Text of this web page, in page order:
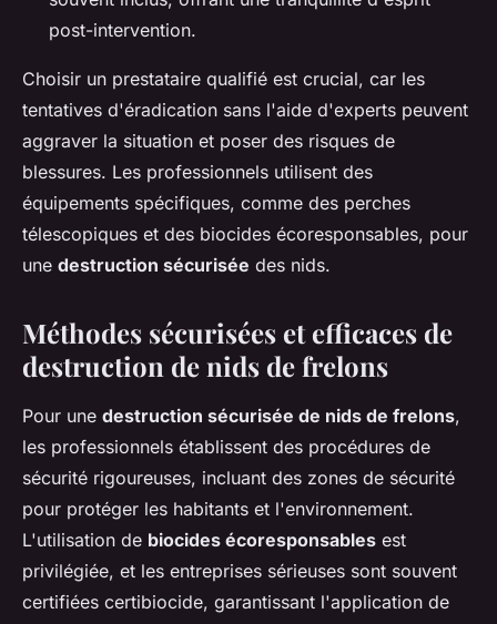
post-intervention.
Choisir un prestataire qualifié est crucial, car les
tentatives d'éradication sans l'aide d'experts peuvent
aggraver la situation et poser des risques de
blessures. Les professionnels utilisent des
équipements spécifiques, comme des perches
télescopiques et des biocides écoresponsables, pour
une destruction sécurisée des nids.
Méthodes sécurisées et efficaces de
destruction de nids de frelons
Pour une destruction sécurisée de nids de frelons,
les professionnels établissent des procédures de
sécurité rigoureuses, incluant des zones de sécurité
pour protéger les habitants et l'environnement.
L'utilisation de biocides écoresponsables est
privilégiée, et les entreprises sérieuses sont souvent
certifiées certibiocide, garantissant l'application de